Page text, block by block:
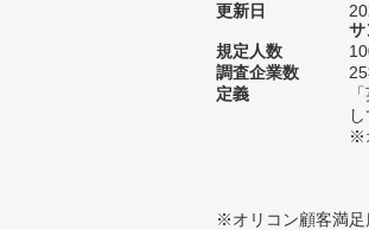
更新日
サ
規定人数
調査企業数
定義
※
※オリコン顧客満足